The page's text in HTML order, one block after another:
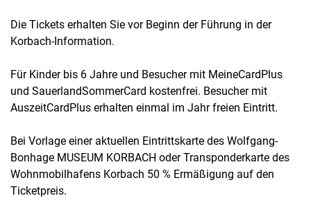
Die Tickets erhalten Sie vor Beginn der Führung in der
Korbach-Information.
Für Kinder bis 6 Jahre und Besucher mit MeineCardPlus
und SauerlandSommerCard kostenfrei. Besucher mit
AuszeitCardPlus erhalten einmal im Jahr freien Eintritt.
Bei Vorlage einer aktuellen Eintrittskarte des Wolfgang-
Bonhage MUSEUM KORBACH oder Transponderkarte des
Wohnmobilhafens Korbach 50 % Ermäßigung auf den
Ticketpreis.